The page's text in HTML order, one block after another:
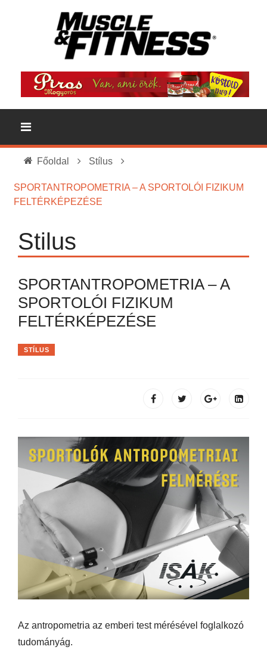
Főoldal Stílus
SPORTANTROPOMETRIA – A SPORTOLÓI FIZIKUM
FELTÉRKÉPEZÉSE
Stilus
SPORTANTROPOMETRIA – A
SPORTOLÓI FIZIKUM
FELTÉRKÉPEZÉSE
STÍLUS
Az antropometria az emberi test mérésével foglalkozó
tudományág.